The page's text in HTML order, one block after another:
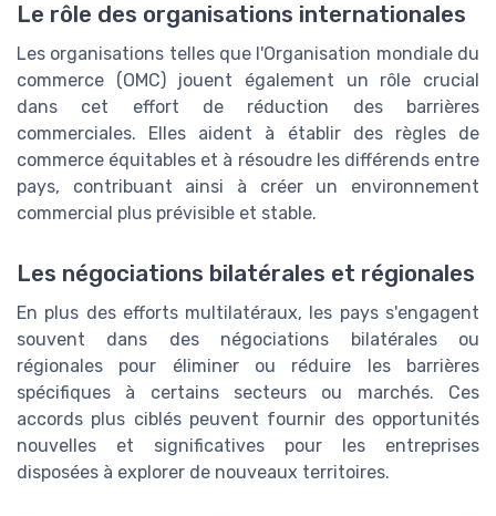
Le rôle des organisations internationales
Les organisations telles que l'Organisation mondiale du
commerce (OMC) jouent également un rôle crucial
dans cet effort de réduction des barrières
commerciales. Elles aident à établir des règles de
commerce équitables et à résoudre les différends entre
pays, contribuant ainsi à créer un environnement
commercial plus prévisible et stable.
Les négociations bilatérales et régionales
En plus des efforts multilatéraux, les pays s'engagent
souvent dans des négociations bilatérales ou
régionales pour éliminer ou réduire les barrières
spécifiques à certains secteurs ou marchés. Ces
accords plus ciblés peuvent fournir des opportunités
nouvelles et significatives pour les entreprises
disposées à explorer de nouveaux territoires.